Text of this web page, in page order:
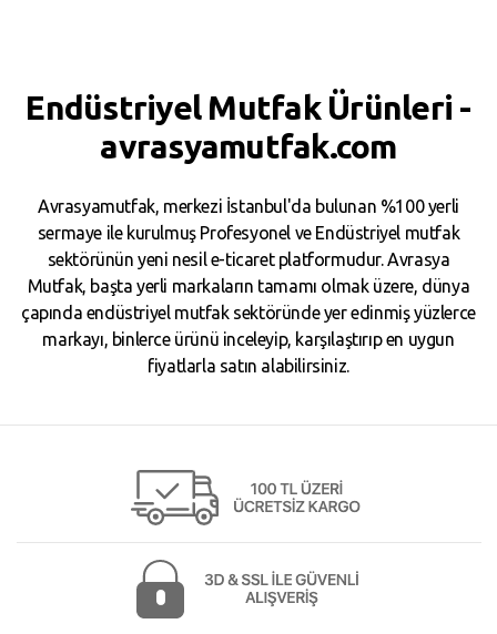
Endüstriyel Mutfak Ürünleri -
avrasyamutfak.com
Avrasyamutfak, merkezi İstanbul'da bulunan %100 yerli
sermaye ile kurulmuş Profesyonel ve Endüstriyel mutfak
sektörünün yeni nesil e-ticaret platformudur. Avrasya
Mutfak, başta yerli markaların tamamı olmak üzere, dünya
çapında endüstriyel mutfak sektöründe yer edinmiş yüzlerce
markayı, binlerce ürünü inceleyip, karşılaştırıp en uygun
fiyatlarla satın alabilirsiniz.